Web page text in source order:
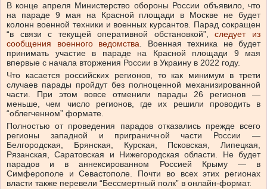
В конце апреля Министерство обороны России объявило, что
на параде 9 мая на Красной площади в Москве не будет
колонн военной техники и военных курсантов. Парад сокращен
“в связи с текущей оперативной обстановкой”,следует из
сообщения военного ведомства. Военная техника не будет
принимать участие в параде на Красной площади 9 мая
впервые с начала вторжения России в Украину в 2022 году.
Что касается российских регионов, то как минимум в трети
случаев парады пройдут без полноценной механизированной
части. При этом вовсе отменили парады 26 регионов —
меньше, чем число регионов, где их решили проводить в
“облегченном” формате.
Полностью от проведения парадов отказались прежде всего
регионы западной и приграничной части России —
Белгородская, Брянская, Курская, Псковская, Липецкая,
Рязанская, Саратовская и Нижегородская области. Не будет
парадов и в аннексированном Россией Крыму — в
Симферополе и Севастополе. Почти во всех этих регионах
власти также перевели “Бессмертный полк” в онлайн-формат.